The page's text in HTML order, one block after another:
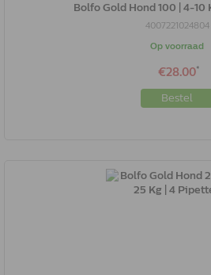
Bolfo Gold Hond 100 | 4-10
4007221024804
Op voorraad
€28.00*
Bestel